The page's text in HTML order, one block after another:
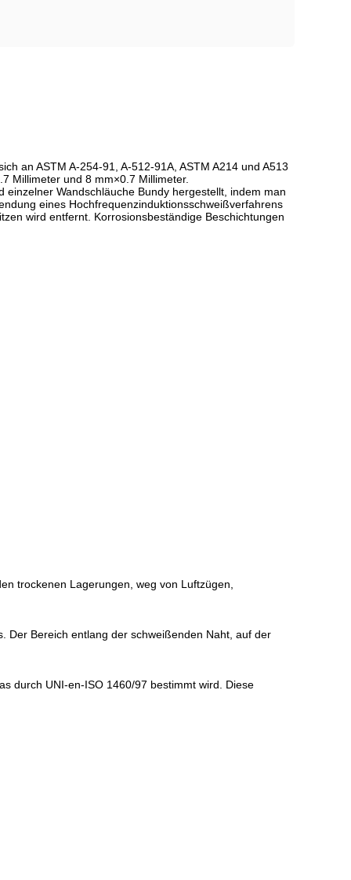
an ASTM A-254-91, A-512-91A, ASTM A214 und A513
Millimeter und 8 mm×0.7 Millimeter.
Wandschläuche Bundy hergestellt, indem man
eines Hochfrequenzinduktionsschweißverfahrens
wird entfernt. Korrosionsbeständige Beschichtungen
trockenen Lagerungen, weg von Luftzügen,
Der Bereich entlang der schweißenden Naht, auf der
durch UNI-en-ISO 1460/97 bestimmt wird. Diese